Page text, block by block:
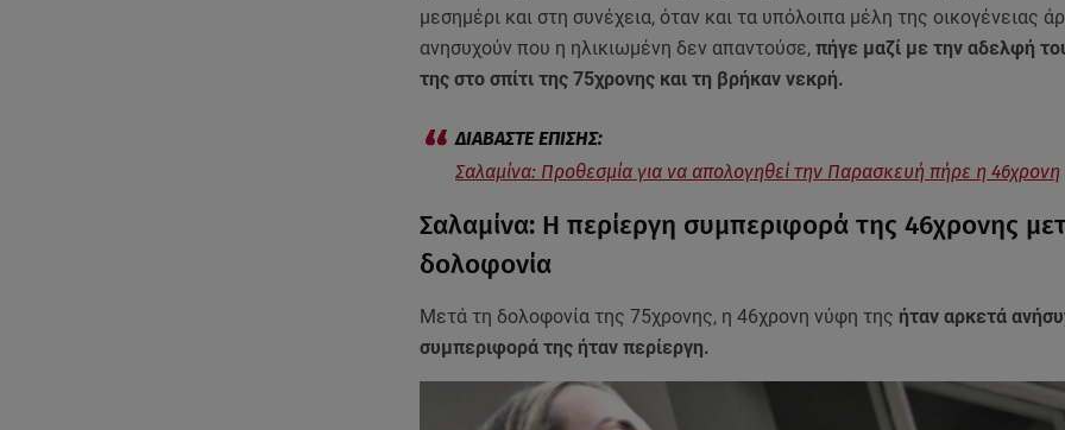
μεσημέρι και στη συνέχεια, όταν και τα υπόλοιπα μέλη της οικογένειας
ανησυχούν που η ηλικιωμένη δεν απαντούσε, πήγε μαζί με την αδελφή
της στο σπίτι της 75χρονης και τη βρήκαν νεκρή.
Σαλαμίνα: Προθεσμία για να απολογηθεί την Παρασκευή πήρε η 46χρονη
Σαλαμίνα: Η περίεργη συμπεριφορά της 46χρονης
δολοφονία
Μετά τη δολοφονία της 75χρονης, η 46χρονη νύφη της ήταν αρκετά
συμπεριφορά της ήταν περίεργη.